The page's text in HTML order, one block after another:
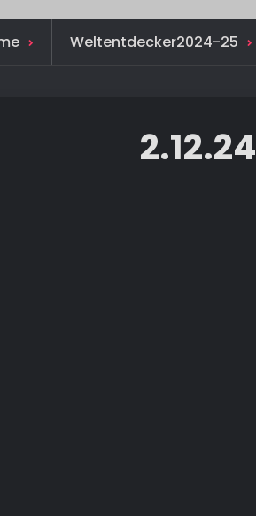
Weltentdecker2024-25
2.12.24